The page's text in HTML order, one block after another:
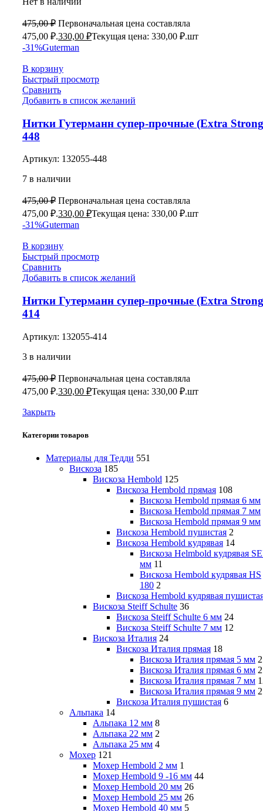
475,00₽ Первоначальная цена составляла
475,00 ₽.330,00 ₽Текущая цена: 330,00 ₽.шт
-31%Guterman
В корзину
Быстрый просмотр
Сравнить
Добавить в список желаний
Нитки Гутерманн супер-прочные (Extra
448
Артикул: 132055-448
7 в наличии
475,00₽ Первоначальная цена составляла
475,00 ₽.330,00 ₽Текущая цена: 330,00 ₽.шт
-31%Guterman
В корзину
Быстрый просмотр
Сравнить
Добавить в список желаний
Нитки Гутерманн супер-прочные (Extra
414
Артикул: 132055-414
3 в наличии
475,00₽ Первоначальная цена составляла
475,00 ₽.330,00 ₽Текущая цена: 330,00 ₽.шт
Закрыть
Категории товаров
Материалы для Тедди 551
Вискоза 185
Вискоза Hembold 125
Вискоза Hembold прямая 108
Вискоза Hembold прямая 6 мм
Вискоза Hembold прямая 7 мм
Вискоза Hembold прямая 9 мм
Вискоза Hembold пушистая 2
Вискоза Hembold кудрявая 14
Вискоза Helmbold кудрявая
мм 11
Вискоза Hembold кудрявая HS
180 2
Вискоза Hembold кудрявая
Вискоза Steiff Schulte 36
Вискоза Steiff Schulte 6 мм 24
Вискоза Steiff Schulte 7 мм 12
Вискоза Италия 24
Вискоза Италия прямая 18
Вискоза Италия прямая 5 мм 2
Вискоза Италия прямая 6 мм 2
Вискоза Италия прямая 7 мм
Вискоза Италия прямая 9 мм 2
Вискоза Италия пушистая 6
Альпака 14
Альпака 12 мм 8
Альпака 22 мм 2
Альпака 25 мм 4
Мохер 121
Мохер Hembold 2 мм 1
Мохер Hembold 9 -16 мм 44
Мохер Hembold 20 мм 26
Мохер Hembold 25 мм 26
Мохер Hembold 40 мм 5